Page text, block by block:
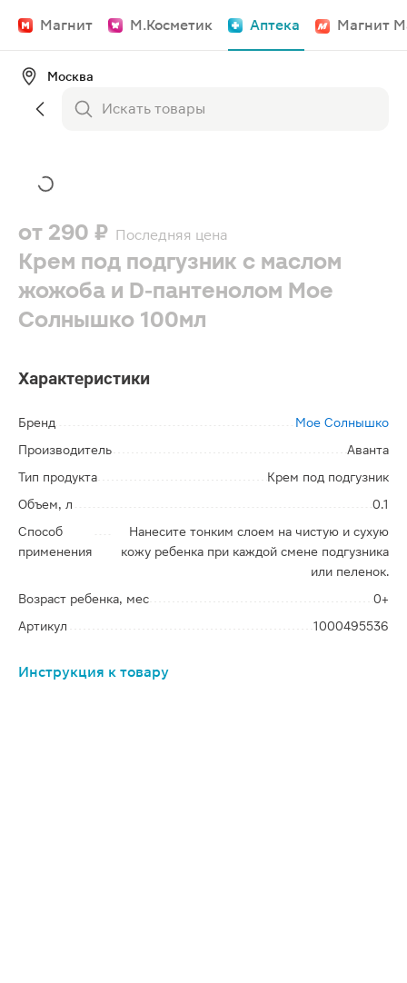
Магнит М.Косметик Аптека Магнит
Москва
от 290 ₽ Последняя цена
Крем под подгузник с маслом
жожоба и D-пантенолом Мое
Солнышко 100мл
Характеристики
Бренд
Мое Солнышко
Производитель
Аванта
Тип продукта
Крем под подгузник
Объем, л
0.1
Способ
применения
Нанесите тонким слоем на чистую и сухую
кожу ребенка при каждой смене подгузника
или пеленок.
Возраст ребенка, мес
0+
Артикул
1000495536
Инструкция к товару